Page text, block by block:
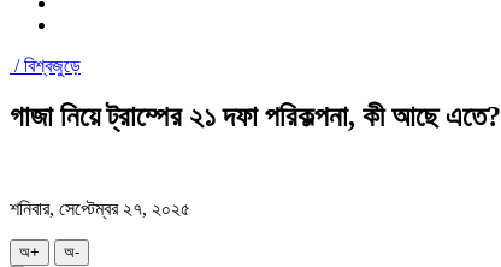
/বিশ্বজুড়ে
গাজা নিয়ে ট্রাম্পের ২১ দফা পরিকল্পনা, কী আছে এতে?
শনিবার, সেপ্টেম্বর ২৭, ২০২৫
অ+ অ-